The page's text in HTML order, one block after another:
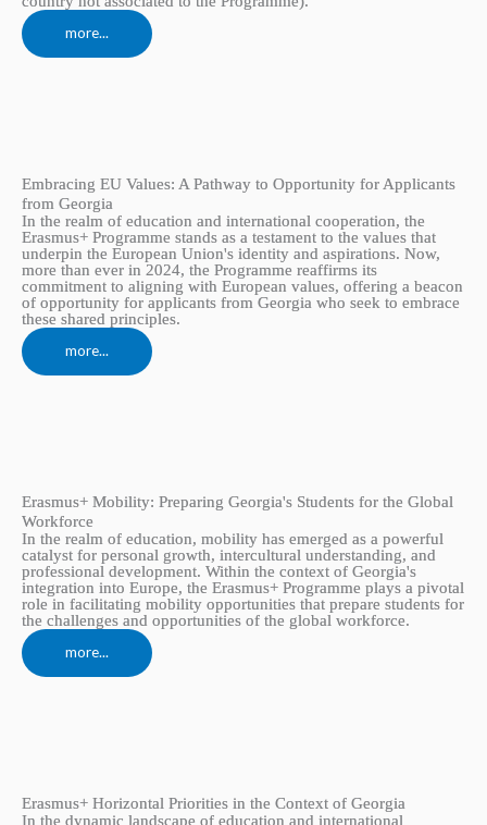
more...
Embracing EU Values: A Pathway to Opportunity for Applicants
from Georgia
In the realm of education and international cooperation, the
Erasmus+ Programme stands as a testament to the values that
underpin the European Union's identity and aspirations. Now,
more than ever in 2024, the Programme reaffirms its
commitment to aligning with European values, offering a beacon
of opportunity for applicants from Georgia who seek to embrace
these shared principles.
more...
Erasmus+ Mobility: Preparing Georgia's Students for the Global
Workforce
In the realm of education, mobility has emerged as a powerful
catalyst for personal growth, intercultural understanding, and
professional development. Within the context of Georgia's
integration into Europe, the Erasmus+ Programme plays a pivotal
role in facilitating mobility opportunities that prepare students for
the challenges and opportunities of the global workforce.
more...
Erasmus+ Horizontal Priorities in the Context of Georgia
In the dynamic landscape of education and international